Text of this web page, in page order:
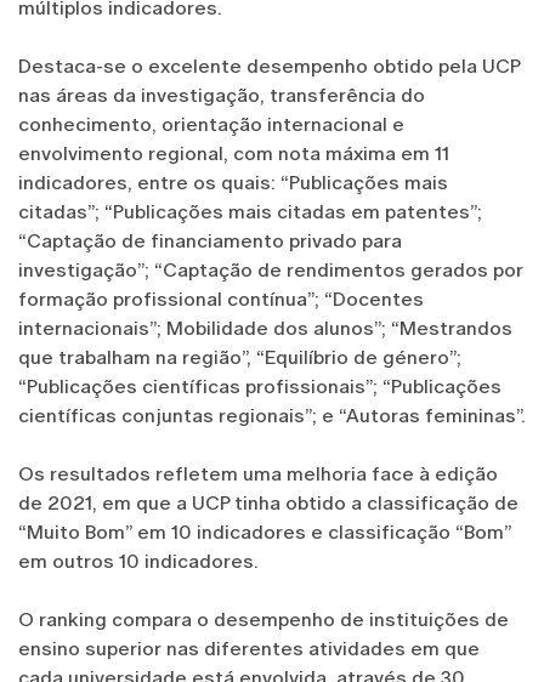
múltiplos indicadores.
Destaca-se o excelente desempenho obtido pela UCP
nas áreas da investigação, transferência do
conhecimento, orientação internacional e
envolvimento regional, com nota máxima em 11
indicadores, entre os quais: “Publicações mais
citadas”; “Publicações mais citadas em patentes”;
“Captação de financiamento privado para
investigação”; “Captação de rendimentos gerados por
formação profissional contínua”; “Docentes
internacionais”; Mobilidade dos alunos”; “Mestrandos
que trabalham na região”, “Equilíbrio de género”;
“Publicações científicas profissionais”; “Publicações
científicas conjuntas regionais”; e “Autoras femininas”.
Os resultados refletem uma melhoria face à edição
de 2021, em que a UCP tinha obtido a classificação de
“Muito Bom” em 10 indicadores e classificação “Bom”
em outros 10 indicadores.
O ranking compara o desempenho de instituições de
ensino superior nas diferentes atividades em que